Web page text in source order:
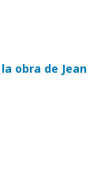
obra de Jean